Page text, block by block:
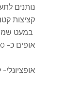
קציצות
במעט שמן
אופים כ- 20 דקות.